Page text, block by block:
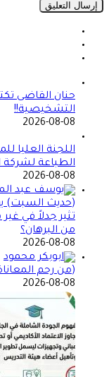
حنان القاضى
التشخيصية!!
2026-08-08
اللجنة العليا
الطباعة لشركة
2026-08-08
(حديث السبت)
تثير جدلاً في
من البرهان؟
2026-08-08
(من رحم
2026-08-08